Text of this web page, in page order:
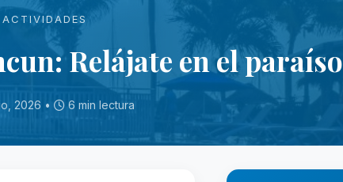
ACTIVIDADES
Relájate en el paraíso
2026 • 6 min lectura